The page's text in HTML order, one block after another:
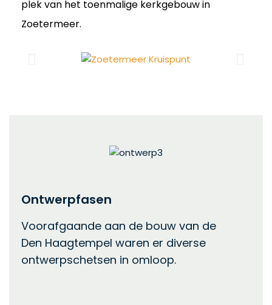
plek van het toenmalige kerkgebouw in
Zoetermeer.
Ontwerpfasen
Voorafgaande aan de bouw van de
Den Haagtempel waren er diverse
ontwerpschetsen in omloop.